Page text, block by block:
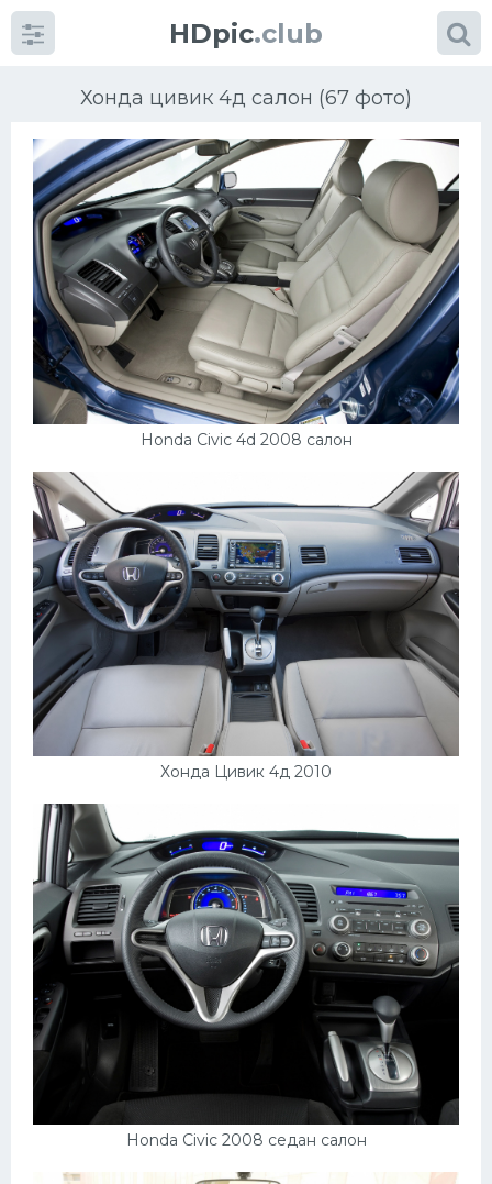
HDpic.club
Хонда цивик 4д салон (67 фото)
Honda Civic 4d 2008 салон
Хонда Цивик 4д 2010
Honda Civic 2008 седан салон
Категории
Разное
Автомобили
Красивые фото машин
Ниссан
Пежо
Ауди
Гараж
Русские авто
Вольво
БМВ
Сузуки
Мерседес
Фольксваген
Лексус
Дэу
Скания
Форд
Джили